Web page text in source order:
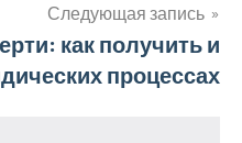
Следующая запись
как получить и
процессах